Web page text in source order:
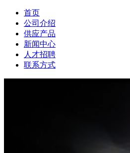
首页
公司介绍
供应产品
新闻中心
人才招聘
联系方式